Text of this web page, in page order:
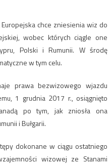
chce zniesienia wiz do
wobec których ciągle one
Polski i Rumunii. W środę
w tym celu.
prawa bezwizowego wjazdu
1 grudnia 2017 r., osiągnięto
po tym, jak zniosła ona
i Bułgarii.
dokonane w ciągu ostatniego
wizowej ze Stanami